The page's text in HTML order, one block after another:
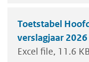
Toetstabel
verslagjaar 2026
Excel file 11.6